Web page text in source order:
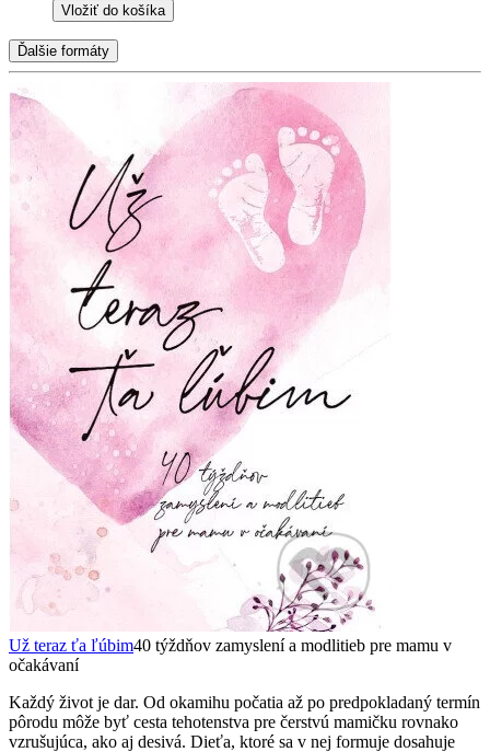
Vložiť do košíka
Ďalšie formáty
Už teraz ťa ľúbim40 týždňov zamyslení a modlitieb pre mamu v
očakávaní
Každý život je dar. Od okamihu počatia až po predpokladaný termín
pôrodu môže byť cesta tehotenstva pre čerstvú mamičku rovnako
vzrušujúca, ako aj desivá. Dieťa, ktoré sa v nej formuje dosahuje